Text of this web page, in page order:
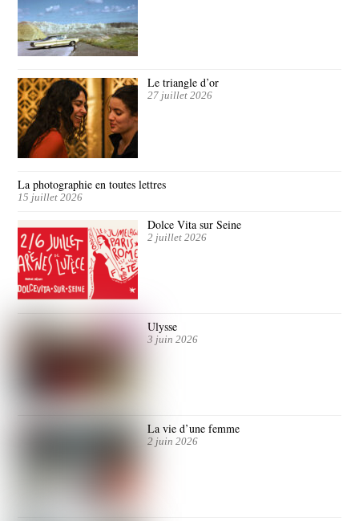
Le triangle d’or
27 juillet 2026
La photographie en toutes lettres
15 juillet 2026
Dolce Vita sur Seine
2 juillet 2026
Ulysse
3 juin 2026
La vie d’une femme
2 juin 2026